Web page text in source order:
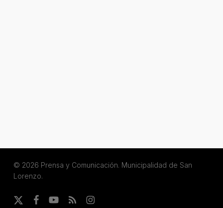
© 2026 Prensa y Comunicación. Municipalidad de San
Lorenzo.
x-
facebookyoutube
RSS instagram